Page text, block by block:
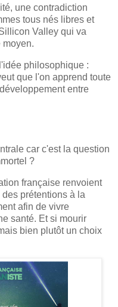
une contradiction
tous nés libres et
Valley qui va
moyen.
philosophique :
que l'on apprend toute
entre
car c'est la question
?
française renvoient
prétentions à la
afin de vivre
santé. Et si mourir
bien plutôt un choix